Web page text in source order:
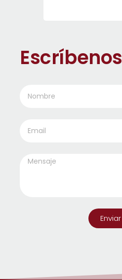
Escríbenos
Enviar